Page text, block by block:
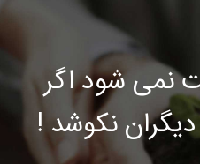
نمی شود اگر
نکوشد !